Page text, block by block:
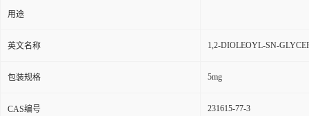
用途
英文名称 1,2-DIOLEOYL-SN-
包装规格 5mg
CAS编号 231615-77-3